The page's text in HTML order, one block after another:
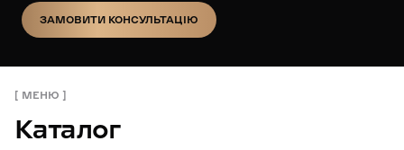
ЗАМОВИТИ КОНСУЛЬТАЦІЮ
МЕНЮ
Каталог